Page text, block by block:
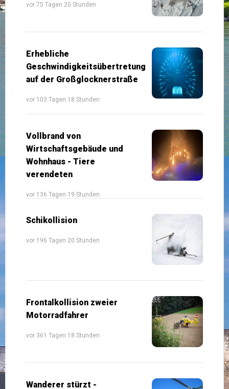
vor 75 Tagen 20 Stunden
Erhebliche
Geschwindigkeitsübertretung
auf der Großglocknerstraße
vor 103 Tagen 18 Stunden
Vollbrand von
Wirtschaftsgebäude und
Wohnhaus - Tiere
verendeten
vor 136 Tagen 19 Stunden
Schikollision
vor 196 Tagen 20 Stunden
Frontalkollision zweier
Motorradfahrer
vor 361 Tagen 18 Stunden
Wanderer stürzt -